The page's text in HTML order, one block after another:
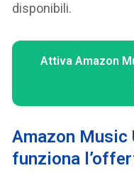
disponibili.
Attiva Amazon
Amazon Music
funziona